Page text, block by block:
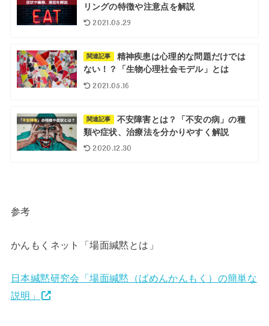
リングの特徴や注意点を解説
2021.05.29
関連記事
精神疾患は心理的な問題だけでは
ない！？「生物心理社会モデル」とは
2021.05.16
関連記事
不安障害とは？「不安の病」の種
類や症状、治療法を分かりやすく解説
2020.12.30
参考
かんもくネット「場面緘黙とは」
日本緘黙研究会「場面緘黙（ばめんかんもく）の簡単な
説明」